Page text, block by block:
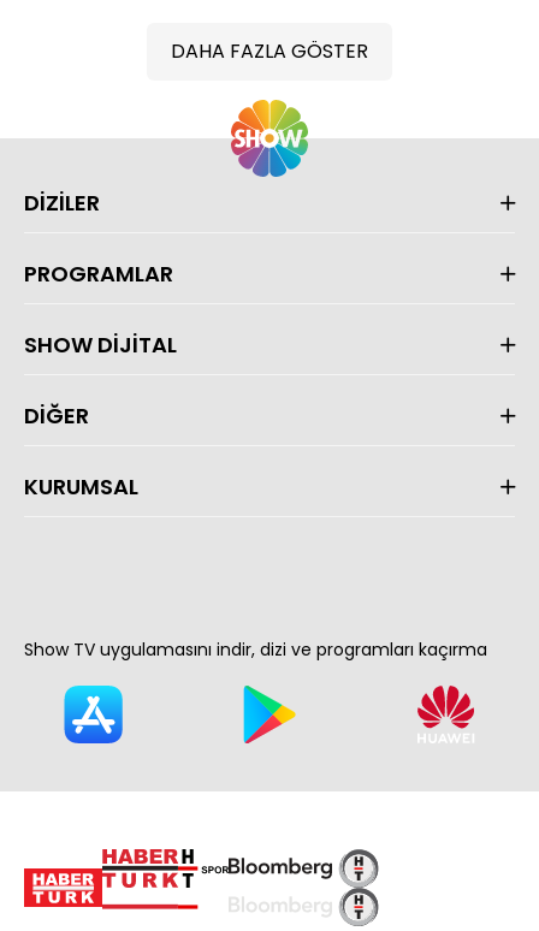
DAHA FAZLA GÖSTER
DİZİLER
PROGRAMLAR
SHOW DİJİTAL
DİĞER
KURUMSAL
Show TV uygulamasını indir, dizi ve programları kaçırma